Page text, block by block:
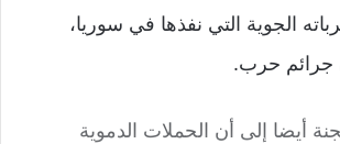
الجوية التي نفذها في سوريا،
جرائم حرب.
أيضا إلى أن الحملات الدموية